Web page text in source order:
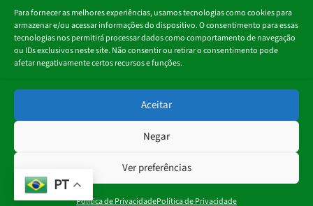
Para fornecer as melhores experiências, usamos tecnologias como cookies para
armazenar e/ou acessar informações do dispositivo. O consentimento para essas
tecnologias nos permitirá processar dados como comportamento de navegação
ou IDs exclusivos neste site. Não consentir ou retirar o consentimento pode
afetar negativamente certos recursos e funções.
Aceitar
Negar
Ver preferências
Política de PrivacidadePolítica de Privacidade
Digite
mail…
Assinar
© 2018 - 2026
Portal Notícias do Transporte
PT